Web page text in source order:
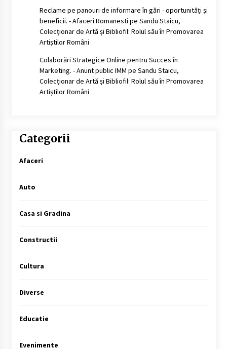
Reclame pe panouri de informare în gări - oportunități și
beneficii. - Afaceri Romanesti pe Sandu Staicu,
Colecționar de Artă și Bibliofil: Rolul său în Promovarea
Artiștilor Români
Colaborări Strategice Online pentru Succes în
Marketing. - Anunt public IMM pe Sandu Staicu,
Colecționar de Artă și Bibliofil: Rolul său în Promovarea
Artiștilor Români
Categorii
Afaceri
Auto
Casa si Gradina
Constructii
Cultura
Diverse
Educatie
Evenimente